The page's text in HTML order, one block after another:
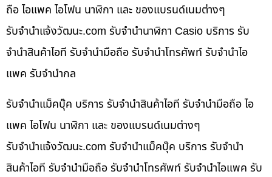
ถือ ไอแพค ไอโฟน นาฬิกา และ ของแบรนด์เนมต่างๆ
รับจํานําแจ้งวัฒนะ.com รับจำนำนาฬิกา Casio บริการ รับ
จำนำสินค้าไอที รับจำนำมือถือ รับจำนำโทรศัพท์ รับจำนำไอ
แพค รับจำนำกล
รับจำนำแม็คบุ๊ค บริการ รับจำนำสินค้าไอที รับจำนำมือถือ ไอ
แพค ไอโฟน นาฬิกา และ ของแบรนด์เนมต่างๆ
รับจํานําแจ้งวัฒนะ.com รับจำนำแม็คบุ๊ค บริการ รับจำนำ
สินค้าไอที รับจำนำมือถือ รับจำนำโทรศัพท์ รับจำนำไอแพค รับ